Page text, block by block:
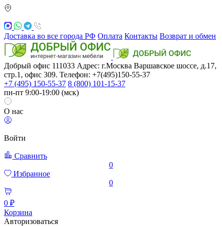
Доставка во все города РФ Оплата Контакты Возврат и обмен
Добрый офис 111033 Адрес: г.Москва Варшавское шоссе, д.17,
стр.1, офис 309. Телефон: +7(495)150-55-37
+7 (495) 150-55-37 8 (800) 101-15-37
пн-пт 9:00-19:00 (мск)
О нас
Войти
Сравнить
0
Избранное
0
0 ₽
Корзина
Авторизоваться